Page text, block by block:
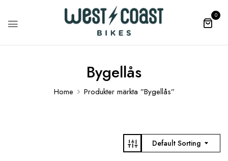
0
Bygellås
Home Produkter märkta ”Bygellås”
Default Sorting